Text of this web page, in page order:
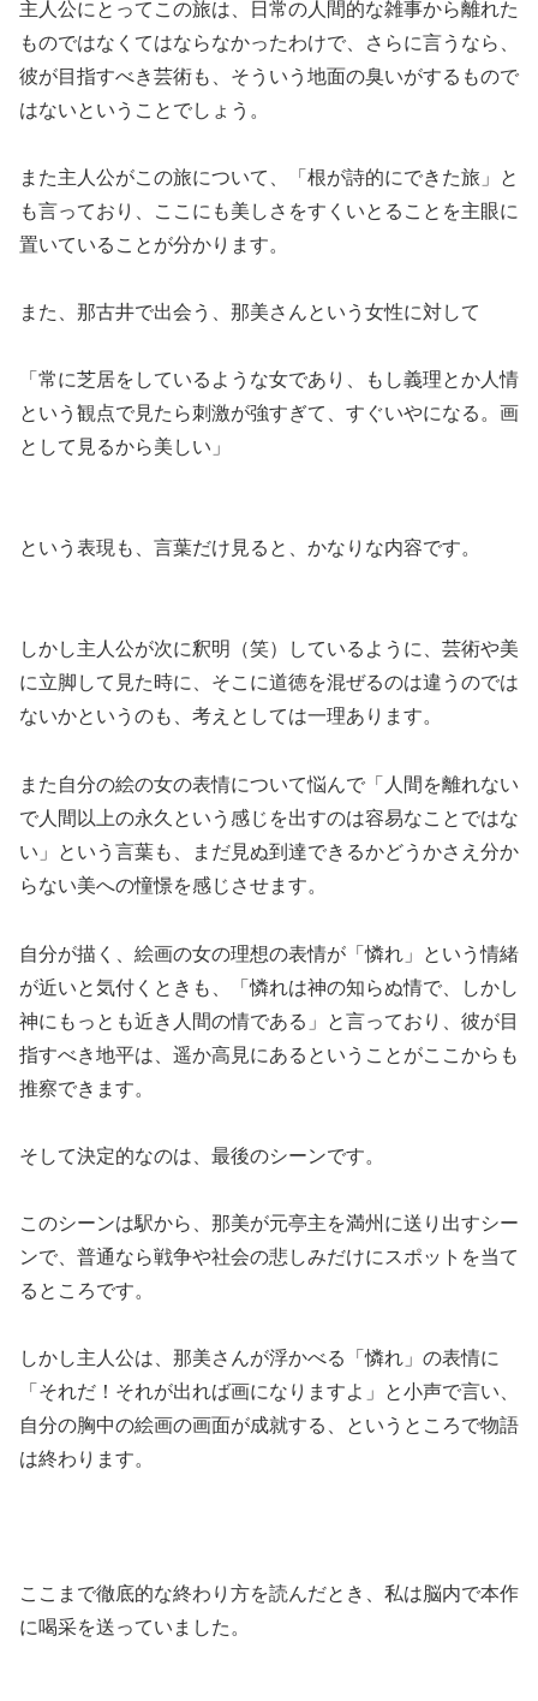
主人公にとってこの旅は、日常の人間的な雑事から離れた
ものではなくてはならなかったわけで、さらに言うなら、
彼が目指すべき芸術も、そういう地面の臭いがするもので
はないということでしょう。
また主人公がこの旅について、「根が詩的にできた旅」と
も言っており、ここにも美しさをすくいとることを主眼に
置いていることが分かります。
また、那古井で出会う、那美さんという女性に対して
「常に芝居をしているような女であり、もし義理とか人情
という観点で見たら刺激が強すぎて、すぐいやになる。画
として見るから美しい」
という表現も、言葉だけ見ると、かなりな内容です。
しかし主人公が次に釈明（笑）しているように、芸術や美
に立脚して見た時に、そこに道徳を混ぜるのは違うのでは
ないかというのも、考えとしては一理あります。
また自分の絵の女の表情について悩んで「人間を離れない
で人間以上の永久という感じを出すのは容易なことではな
い」という言葉も、まだ見ぬ到達できるかどうかさえ分か
らない美への憧憬を感じさせます。
自分が描く、絵画の女の理想の表情が「憐れ」という情緒
が近いと気付くときも、「憐れは神の知らぬ情で、しかし
神にもっとも近き人間の情である」と言っており、彼が目
指すべき地平は、遥か高見にあるということがここからも
推察できます。
そして決定的なのは、最後のシーンです。
このシーンは駅から、那美が元亭主を満州に送り出すシー
ンで、普通なら戦争や社会の悲しみだけにスポットを当て
るところです。
しかし主人公は、那美さんが浮かべる「憐れ」の表情に
「それだ！それが出れば画になりますよ」と小声で言い、
自分の胸中の絵画の画面が成就する、というところで物語
は終わります。
ここまで徹底的な終わり方を読んだとき、私は脳内で本作
に喝采を送っていました。